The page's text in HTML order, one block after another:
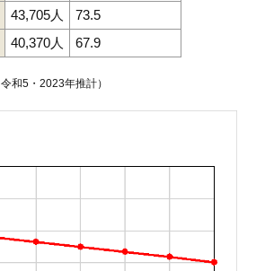
43,705人
73.5
40,370人 67.9
令和5・2023年推計）